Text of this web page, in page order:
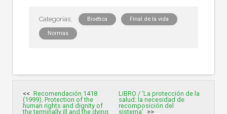
Bioética Final de la vida
Normas
de
entradas
Recomendación 1418
(1999). Protection of the
human rights and dignity of
the terminally ill and the dying
LIBRO / ‘La protección de la
salud: la necesidad de
recomposición del
sistema’